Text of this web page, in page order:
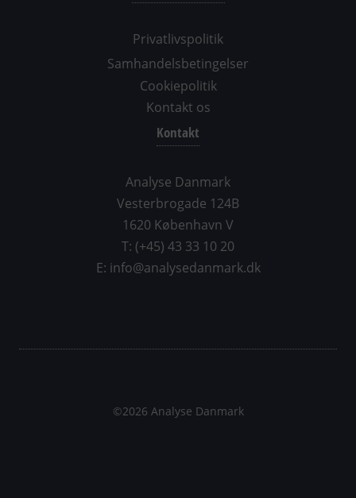
Privatlivspolitik
Samhandelsbetingelser
Cookiepolitik
Kontakt os
Kontakt
Analyse Danmark
Vesterbrogade 124B
1620 København V
T: (+45) 43 33 10 20
E: info@analysedanmark.dk
©2026 Analyse Danmark